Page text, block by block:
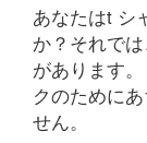
あなたはt シ
か？それで
があります
クのために
せん。